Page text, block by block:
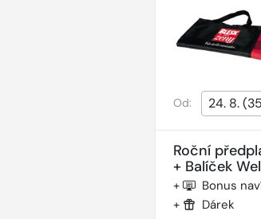
Od:
Roční
+ Balíček
+ Bonus
+
Dárek